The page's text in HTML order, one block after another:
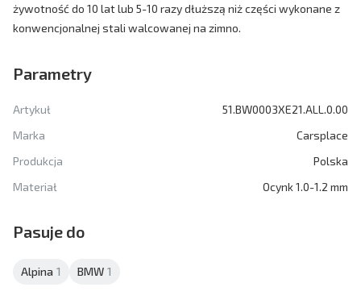
żywotność do 10 lat lub 5-10 razy dłuższą niż części wykonane z
konwencjonalnej stali walcowanej na zimno.
Parametry
Artykuł
51.BW0003XE21.ALL.0.00
Marka
Carsplace
Produkcja
Polska
Materiał
Ocynk 1.0-1.2 mm
Pasuje do
Alpina 1 BMW 1